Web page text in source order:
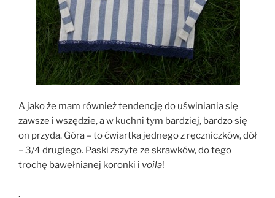
A jako że mam również tendencję do uświniania się
zawsze i wszędzie, a w kuchni tym bardziej, bardzo się
on przyda. Góra – to ćwiartka jednego z ręczniczków, dół
– 3/4 drugiego. Paski zszyte ze skrawków, do tego
trochę bawełnianej koronki i voila!
.